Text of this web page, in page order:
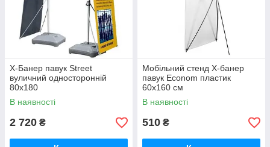
X-Банер павук Street
вуличний односторонній
80х180
В наявності
2 720 ₴
Мобільний стенд X-банер
павук Econom пластик
60x160 см
В наявності
510 ₴